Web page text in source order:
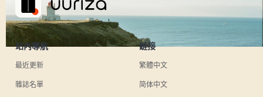
站內導航
最近更新
雜誌名單
鏈接
繁體中文
简体中文